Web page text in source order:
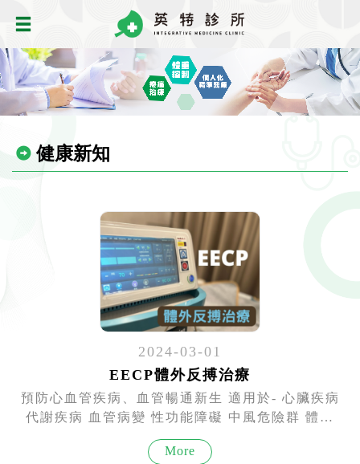
健康新知
2024-03-01
EECP體外反搏治療
預防心血管疾病、血管暢通新生 適用於- 心臟疾病
代謝疾病 血管病變 性功能障礙 中風危險群 體外
反搏治療EECP (Enhanced External Counter
Pulsation) 是一種非侵入式的儀器，中文為「體外
More